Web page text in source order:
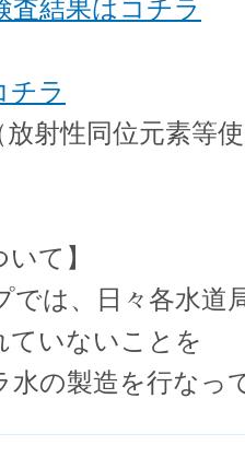
査結果はコチラ
チラ
射性同位元素等使
て】
は、日々各水道
ていないことを
の製造を行なっ